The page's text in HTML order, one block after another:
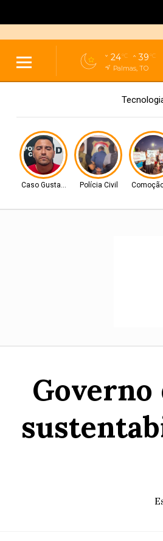
24°C 39°C
Palmas, TO
Caso Gustavo VelosoPolícia Civil